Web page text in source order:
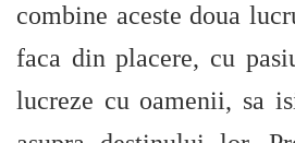
combine aceste doua
faca din placere, cu
lucreze cu oamenii, sa